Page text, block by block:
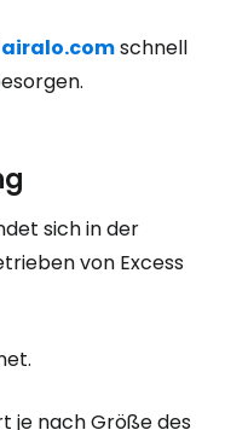
airalo.comschnell
sich in der
von Excess
je nach Größe des